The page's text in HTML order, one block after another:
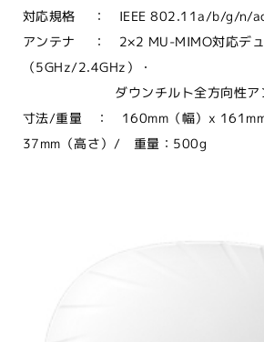
対応規格 ： IEEE 802.11a/b/g/n/
アンテナ ： 2×2 MU-MIMO対応デュ
（5GHz/2.4GHz）・
ダウンチルト全方向性アン
寸法/重量 ： 160mm（幅）x
37mm（高さ）/ 重量：500g